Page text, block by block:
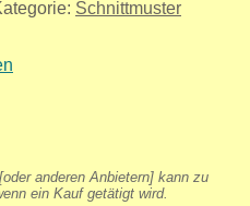
Schnittmuster
anderen Anbietern] kann zu
ein Kauf getätigt wird.